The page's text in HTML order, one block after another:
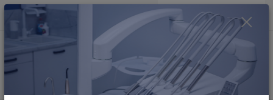
Hledat
za 0,00 Kč